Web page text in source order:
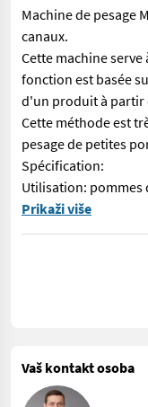
Machine de pesage
canaux.
Cette machine
fonction est basée
d'un produit à partir
Cette méthode est
pesage de petites
Spécification:
Utilisation: pommes
MW813 ist eine
Prikaži više
Vaš kontakt osoba